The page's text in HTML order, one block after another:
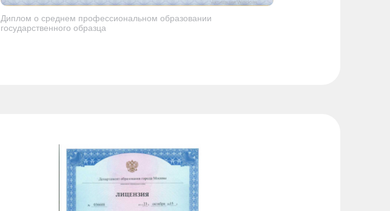
Диплом о среднем профессиональном образовании
государственного образца